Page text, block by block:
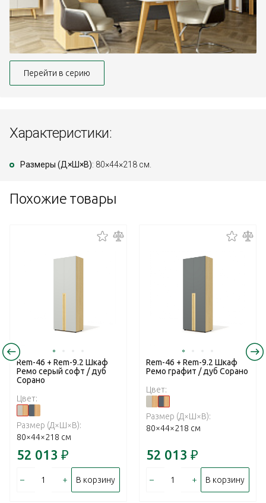
Перейти в серию
Характеристики:
Размеры (Д×Ш×В): 80×44×218 см.
Похожие товары
Rem-46 + Rem-9.2 Шкаф
Ремо серый софт / дуб
Сорано
Цвет:
Размер (Д×Ш×В):
80×44×218 см
52 013 ₽
– + В корзину
Rem-46 + Rem-9.2 Шкаф
Ремо графит / дуб Сорано
Цвет:
Размер (Д×Ш×В):
80×44×218 см
52 013 ₽
– + В корзину